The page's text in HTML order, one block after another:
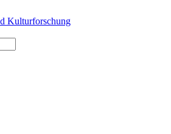
Kulturforschung